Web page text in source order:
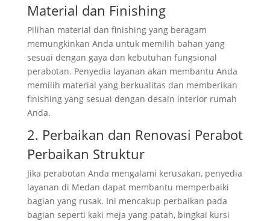
Material dan Finishing
Pilihan material dan finishing yang beragam
memungkinkan Anda untuk memilih bahan yang
sesuai dengan gaya dan kebutuhan fungsional
perabotan. Penyedia layanan akan membantu Anda
memilih material yang berkualitas dan memberikan
finishing yang sesuai dengan desain interior rumah
Anda.
2. Perbaikan dan Renovasi Perabot
Perbaikan Struktur
Jika perabotan Anda mengalami kerusakan, penyedia
layanan di Medan dapat membantu memperbaiki
bagian yang rusak. Ini mencakup perbaikan pada
bagian seperti kaki meja yang patah, bingkai kursi